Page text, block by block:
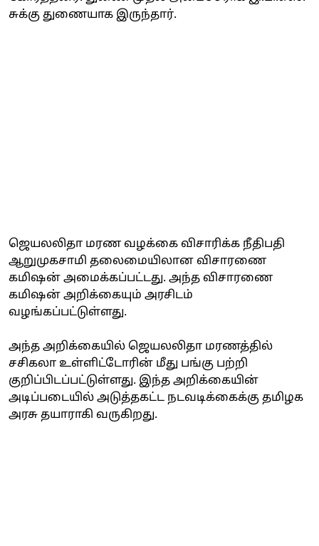
சுக்கு துணையாக இருந்தார்.
ஜெயலலிதா மரண வழக்கை விசாரிக்க நீதிபதி
ஆறுமுகசாமி தலைமையிலான விசாரணை
கமிஷன் அமைக்கப்பட்டது. அந்த விசாரணை
கமிஷன் அறிக்கையும் அரசிடம்
வழங்கப்பட்டுள்ளது.
அந்த அறிக்கையில் ஜெயலலிதா மரணத்தில்
சசிகலா உள்ளிட்டோரின் மீது பங்கு பற்றி
குறிப்பிடப்பட்டுள்ளது. இந்த அறிக்கையின்
அடிப்படையில் அடுத்தகட்ட நடவடிக்கைக்கு தமிழக
அரசு தயாராகி வருகிறது.